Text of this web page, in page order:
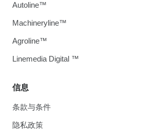
信息
条款与条件
隐私政策
Autoline™
Machineryline™
Agroline™
Linemedia Digital ™